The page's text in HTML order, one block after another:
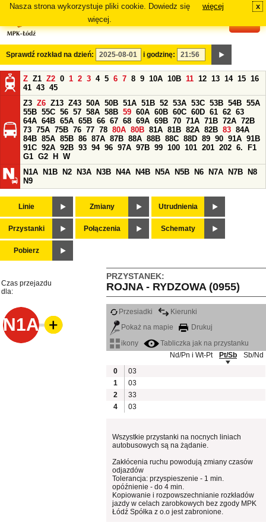
Nasza strona wykorzystuje pliki cookie. Dowiedz się
więcej.
więcej x
Sprawdź rozkład na dzień: i godzinę:
Z Z1 Z2 0 1 2 3 4 5 6 7 8 9 10A 10B 11 12 13 14 15 16
41 43 45
Z3 Z6 Z13 Z43 50A 50B 51A 51B 52 53A 53C 53B 54B 55A
55B 55C 56 57 58A 58B 59 60A 60B 60C 60D 61 62 63
64A 64B 65A 65B 66 67 68 69A 69B 70 71A 71B 72A 72B
73 75A 75B 76 77 78 80A 80B 81A 81B 82A 82B 83 84A
84B 85A 85B 86 87A 87B 88A 88B 88C 88D 89 90 91A 91B
91C 92A 92B 93 94 96 97A 97B 99 100 101 201 202 6.
F1
G1 G2 H
W
N1A
N1B N2 N3A N3B N4A N4B N5A N5B N6 N7A N7B
N8
N9
Linie Zmiany Utrudnienia
Przystanki Połączenia Schematy
Pobierz
PRZYSTANEK:
ROJNA - RYDZOWA (0955)
Czas przejazdu
dla:
N1A
Przesiadki
Kierunki
Pokaż na mapie
Drukuj
ikony
Tabliczka jak na przystanku
Nd/Pn i Wt-Pt
Pt/Sb
Sb/Nd
0
03
1
03
2
33
4
03
Wszystkie przystanki na nocnych liniach
autobusowych są na żądanie.
Zakłócenia ruchu powodują zmiany czasów
odjazdów
Tolerancja: przyspieszenie - 1 min.
opóźnienie - do 4 min.
Kopiowanie i rozpowszechnianie rozkładów
jazdy w celach zarobkowych bez zgody MPK
Łódź Spółka z o.o jest zabronione.